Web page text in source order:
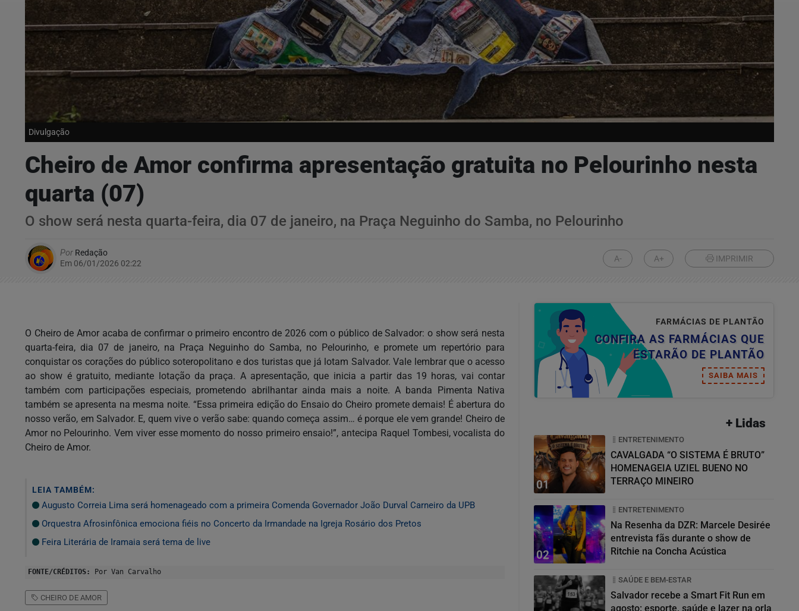
Divulgação
Cheiro de Amor confirma apresentação gratuita no Pelourinho nesta
quarta (07)
O show será nesta quarta-feira, dia 07 de janeiro, na Praça Neguinho do Samba, no Pelourinho
Por Redação
Em 06/01/2026 02:22
A- A+ IMPRIMIR
O Cheiro de Amor acaba de confirmar o primeiro encontro de 2026 com o público de Salvador: o show será nesta
quarta-feira, dia 07 de janeiro, na Praça Neguinho do Samba, no Pelourinho, e promete um repertório para
conquistar os corações do público soteropolitano e dos turistas que já lotam Salvador. Vale lembrar que o acesso
ao show é gratuito, mediante lotação da praça. A apresentação, que inicia a partir das 19 horas, vai contar
também com participações especiais, prometendo abrilhantar ainda mais a noite. A banda Pimenta Nativa
também se apresenta na mesma noite. “Essa primeira edição do Ensaio do Cheiro promete demais! É abertura do
nosso verão, em Salvador. E, quem vive o verão sabe: quando começa assim… é porque ele vem grande! Cheiro de
Amor no Pelourinho. Vem viver esse momento do nosso primeiro ensaio!”, antecipa Raquel Tombesi, vocalista do
Cheiro de Amor.
LEIA TAMBÉM:
Augusto Correia Lima será homenageado com a primeira Comenda Governador João Durval Carneiro da UPB
Orquestra Afrosinfônica emociona fiéis no Concerto da Irmandade na Igreja Rosário dos Pretos
Feira Literária de Iramaia será tema de live
FONTE/CRÉDITOS: Por Van Carvalho
CHEIRO DE AMOR
FARMÁCIAS DE PLANTÃO
CONFIRA AS FARMÁCIAS QUE
ESTARÃO DE PLANTÃO
SAIBA MAIS
+ Lidas
01
ENTRETENIMENTO
CAVALGADA “O SISTEMA É BRUTO”
HOMENAGEIA UZIEL BUENO NO
TERRAÇO MINEIRO
02
ENTRETENIMENTO
Na Resenha da DZR: Marcele Desirée
entrevista fãs durante o show de
Ritchie na Concha Acústica
SAÚDE E BEM-ESTAR
Salvador recebe a Smart Fit Run em
agosto: esporte, saúde e lazer na orla